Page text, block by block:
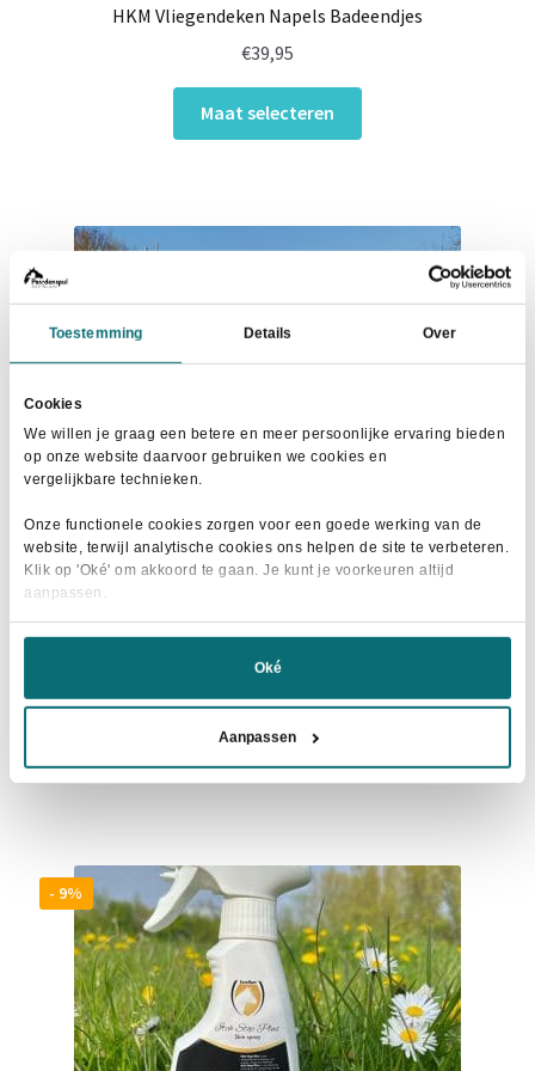
Toestemming Details Over
Cookies
We willen je graag een betere en meer persoonlijke ervaring bieden
op onze website daarvoor gebruiken we cookies en
vergelijkbare technieken.
Onze functionele cookies zorgen voor een goede werking van de
website, terwijl analytische cookies ons helpen de site te verbeteren.
Klik op 'Oké' om akkoord te gaan. Je kunt je voorkeuren altijd
aanpassen.
Oké
Aanpassen
HKM Vliegendeken Napels Badeendjes
€39,95
Maat selecteren
Deze
kan
gekozen
worden
de
productpagina
HKM Vliegendeken Napels Avocado
Maat selecteren
product
Deze
optie
kan
gekozen
worden
op
- 9%